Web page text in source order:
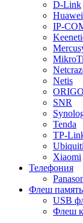
D-Link
Huawei
IP-
Netis
ORIGO
SNR
Tenda
TP-
Ubiquiti
Xiaomi
Телефония
Флеш память
USB
Флеш